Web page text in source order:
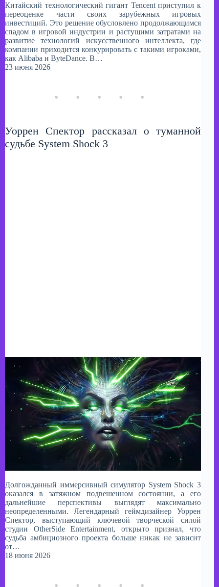
Китайский технологический гигант Tencent приступил к
переоценке части своих зарубежных игровых
инвестиций. Это решение обусловлено продолжающимся
спадом в игровой индустрии и растущими затратами на
развитие технологий искусственного интеллекта, где
компании приходится конкурировать с такими игроками,
как Alibaba и ByteDance. В…
23 июня 2026
Уоррен Спектор рассказал о туманной
судьбе System Shock 3
Долгожданный иммерсивный симулятор System Shock 3
оказался в затяжном подвешенном состоянии, а его
дальнейшие перспективы выглядят максимально
неопределенными. Легендарный геймдизайнер Уоррен
Спектор, выступающий ключевой творческой силой
студии OtherSide Entertainment, открыто признал, что
судьба амбициозного проекта больше никак не зависит
от…
18 июня 2026